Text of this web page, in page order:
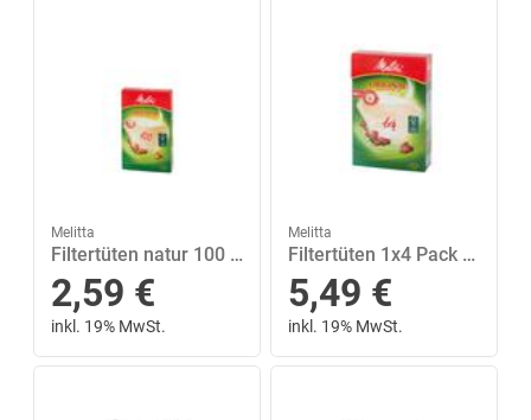
Melitta
Filtertüten natur 100 Pack 40 Stück
2,59 €
inkl. 19% MwSt.
Melitta
Filtertüten 1x4 Pack 80 Stück
5,49 €
inkl. 19% MwSt.